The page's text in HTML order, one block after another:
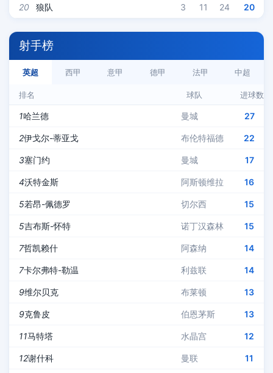
20 狼队 3 11 24 20
射手榜
英超 西甲 意甲 德甲 法甲 中超
排名 球队 进球数
1哈兰德 曼城 27
2伊戈尔-蒂亚戈 布伦特福德 22
3塞门约 曼城 17
4沃特金斯 阿斯顿维拉 16
5若昂-佩德罗 切尔西 15
5吉布斯-怀特 诺丁汉森林 15
7哲凯赖什 阿森纳 14
7卡尔弗特-勒温 利兹联 14
9维尔贝克 布莱顿 13
9克鲁皮 伯恩茅斯 13
11马特塔 水晶宫 12
12谢什科 曼联 11